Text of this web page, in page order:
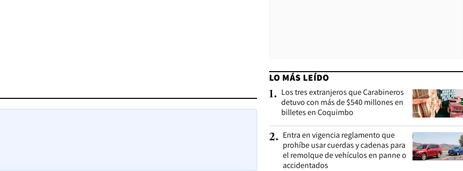
LO MÁS LEÍDO
1. Los tres extranjeros que Carabineros
detuvo con más de $540 millones en
billetes en Coquimbo
2. Entra en vigencia reglamento que
prohíbe usar cuerdas y cadenas para
el remolque de vehículos en panne o
accidentados